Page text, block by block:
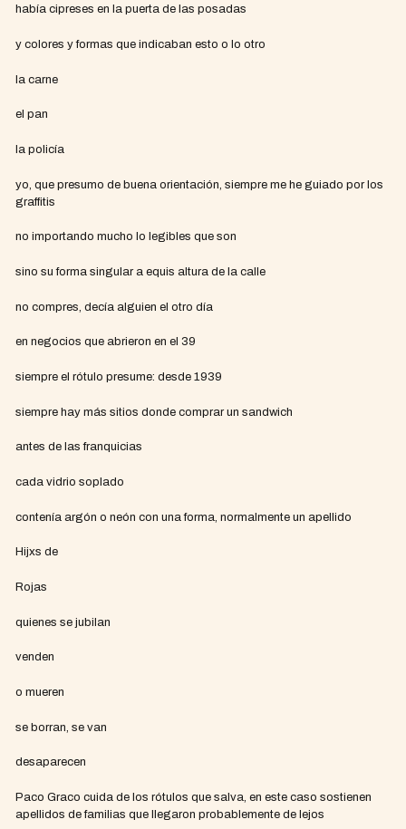
había cipreses en la puerta de las posadas
y colores y formas que indicaban esto o lo otro
la carne
el pan
la policía
yo, que presumo de buena orientación, siempre me he guiado por los
graffitis
no importando mucho lo legibles que son
sino su forma singular a equis altura de la calle
no compres, decía alguien el otro día
en negocios que abrieron en el 39
siempre el rótulo presume: desde 1939
siempre hay más sitios donde comprar un sandwich
antes de las franquicias
cada vidrio soplado
contenía argón o neón con una forma, normalmente un apellido
Hijxs de
Rojas
quienes se jubilan
venden
o mueren
se borran, se van
desaparecen
Paco Graco cuida de los rótulos que salva, en este caso sostienen
apellidos de familias que llegaron probablemente de lejos